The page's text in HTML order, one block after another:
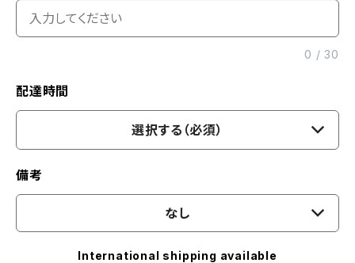
0 /30
配達時間
選択する（必須）
備考
なし
International shipping available